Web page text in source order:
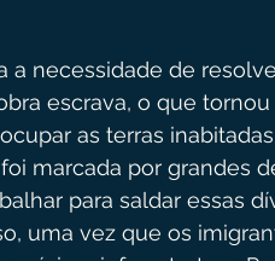
a necessidade de
escrava, o que
as terras
marcada por grandes
para saldar essas
uma vez que os